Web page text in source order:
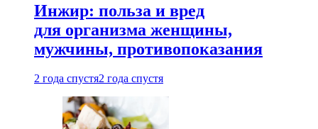
Инжир: польза и вред
для организма женщины,
мужчины, противопоказания
2 года спустя2 года спустя